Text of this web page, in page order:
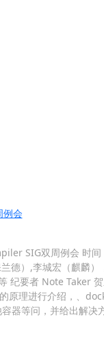
例会
SIG双周例会 时
德）,李城宏（麒
要者 Note Taker
原理进行介绍，、
器等问，并给出解决